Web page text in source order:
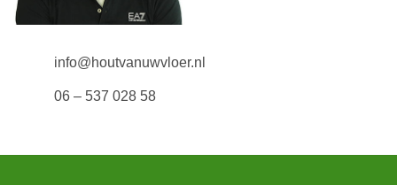
info@houtvanuwvloer.nl
06 – 537 028 58